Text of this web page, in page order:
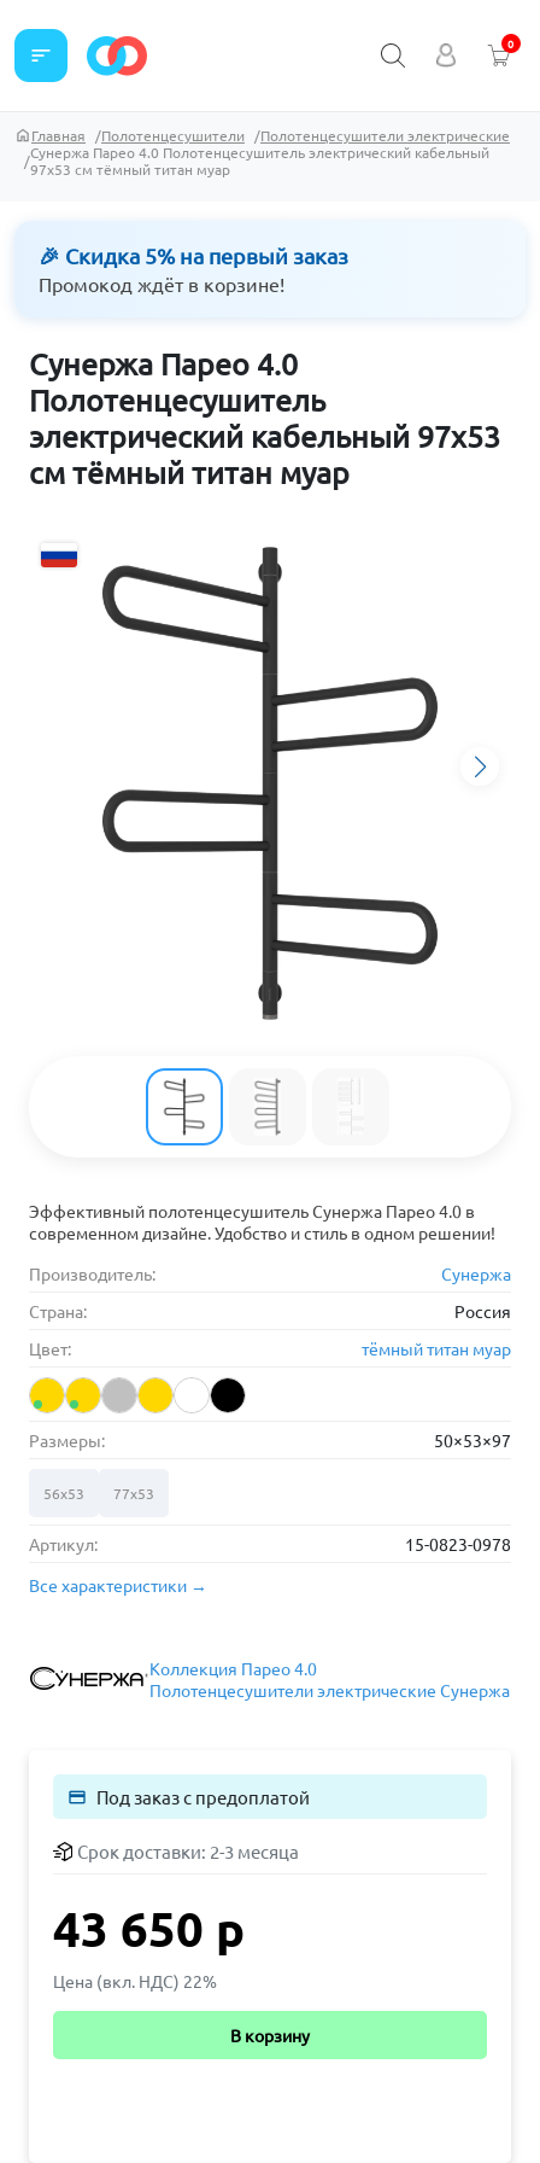
sort 0
Главная Полотенцесушители
Полотенцесушители электрические
Сунержа Парео 4.0 Полотенцесушитель электрический кабельный
97х53 см тёмный титан муар
🎉 Скидка 5% на первый заказ
Промокод ждёт в корзине!
Сунержа Парео 4.0
Полотенцесушитель
электрический кабельный 97х53
см тёмный титан муар
Эффективный полотенцесушитель Сунержа Парео 4.0 в
современном дизайне. Удобство и стиль в одном решении!
Производитель:
Сунержа
Страна:
Россия
Цвет:
тёмный титан муар
Размеры: 50×53×97
56х53 77х53
Артикул:
15-0823-0978
Все характеристики →
Коллекция Парео 4.0
Полотенцесушители электрические Сунержа
payment Под заказ с предоплатой
Срок доставки: 2-3 месяца
43 650 р
Цена (вкл. НДС) 22%
В корзину